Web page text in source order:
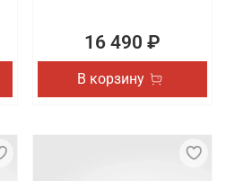
16 490 ₽
В корзину